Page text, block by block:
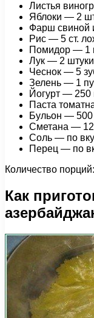
Листья
Яблоки — 2
Фарш свиной
Рис — 5 ст.
Помидор — 1
Лук — 2
Чеснок — 5
Зелень — 1
Йогурт — 250
Паста
Бульон — 500
Сметана —
Соль — по
Перец — по
Количество
Как